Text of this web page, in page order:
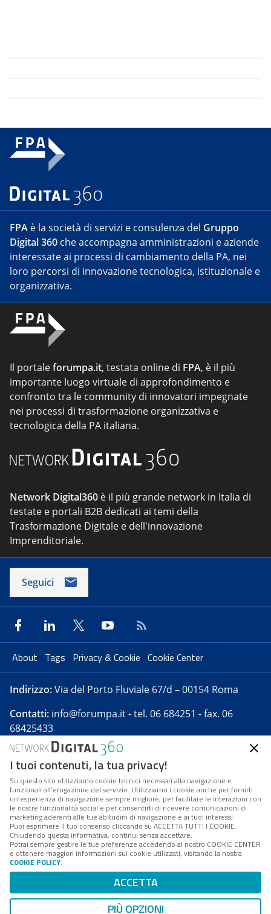
FPA è la società di servizi e consulenza del Gruppo
Digital 360 che accompagna amministrazioni e aziende
interessate ai processi di cambiamento della PA, nei
loro percorsi di innovazione tecnologica, istituzionale e
organizzativa.
Il portaleforumpa.it, testata online di FPA, è il più
importante luogo virtuale di approfondimento e
confronto tra le community di innovatori impegnate
nei processi di trasformazione organizzativa e
tecnologica della PA italiana.
Network Digital360 è il più grande network in Italia di
testate e portali B2B dedicati ai temi della
Trasformazione Digitale e dell'innovazione
Imprenditoriale.
Seguici
About Tags Privacy & Cookie Cookie Center
Indirizzo:Via del Porto Fluviale 67/d – 00154 Roma
Contatti: info@forumpa.it- tel. 06 684251 - fax. 06
68425433
Forumpa.itè una pubblicazione telematica iscritta
presso Registro della stampa del Tribunale di Roma -
Reg. n. 182 del 2 maggio 2008 - Direttore resp. Michela
Stentella
FPA s.r.l. è società soggetta a Direzione e
Coordinamento da parte di Digital360 S.p.A. - FPA s.r.l.
è un'azienda certificata per il sistema di management
Codice Fiscale/Partita IVA n. 10693191008 - R.E.A. Roma
n. 1249791. ISP AWS
Mappa del sito
I tuoi contenuti, la tua privacy!
Su questo sito utilizziamo cookie tecnici necessari alla navigazione e
funzionali all’erogazione del servizio. Utilizziamo i cookie anche per fornirti
un’esperienza di navigazione sempre migliore, per facilitare le interazioni con
le nostre funzionalità social e per consentirti di ricevere comunicazioni di
marketing aderenti alle tue abitudini di navigazione e ai tuoi interessi.
Puoi esprimere il tuo consenso cliccando su ACCETTA TUTTI I COOKIE.
Chiudendo questa informativa, continui senza accettare.
Potrai sempre gestire le tue preferenze accedendo al nostro COOKIE CENTER
e ottenere maggiori informazioni sui cookie utilizzati, visitando la nostra
COOKIE POLICY.
ACCETTA
PIÙ OPZIONI